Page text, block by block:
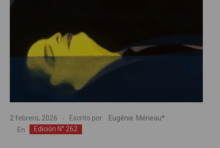
2 febrero, 2026 Escrito por: Eugénie Mérieau*
En Edición N° 262